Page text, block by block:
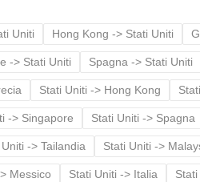
Uniti Hong Kong -> Stati Uniti
-> Stati Uniti Spagna -> Stati Uniti
Stati Uniti -> Hong Kong
-> Singapore Stati Uniti -> Spagna
-> Tailandia Stati Uniti ->
Messico Stati Uniti -> Italia